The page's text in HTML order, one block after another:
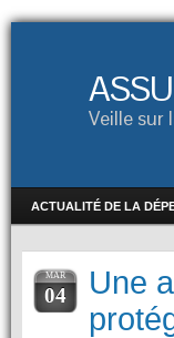
Veille sur
ACTUALITÉ DE LA
MAR
04
Une